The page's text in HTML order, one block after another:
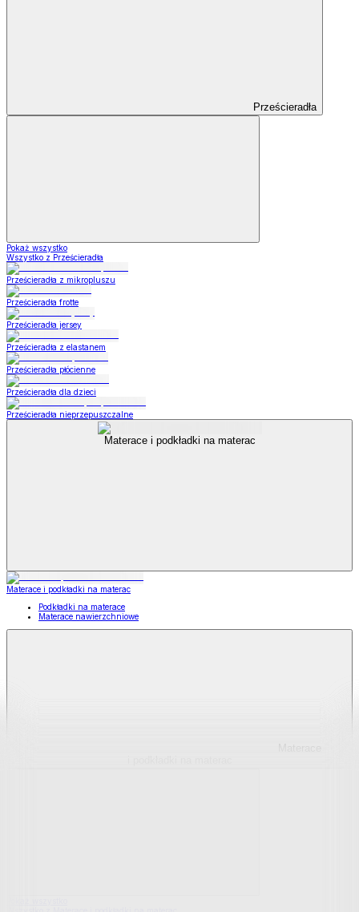
Prześcieradła
Pokaż wszystko
Wszystko z Prześcieradła
Prześcieradła z mikropluszu
Prześcieradła frotte
Prześcieradła jersey
Prześcieradła z elastanem
Prześcieradła płócienne
Prześcieradła dla dzieci
Prześcieradła nieprzepuszczalne
Materace i podkładki na materac
Materace i podkładki na materac
Podkładki na materace
Materace nawierzchniowe